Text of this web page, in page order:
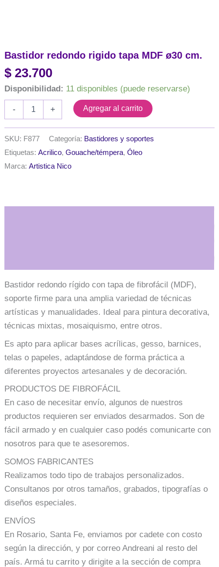
Bastidor redondo rigido tapa MDF ø30 cm.
$ 23.700
Disponibilidad: 11 disponibles (puede reservarse)
-
MDF
ø30
cm.
+ Agregar al carrito
SKU: F877 Categoría: Bastidores y soportes
Etiquetas:Acrilico,Gouache/témpera,Óleo
Marca:Artistica Nico
Bastidor redondo rígido con tapa de fibrofácil (MDF),
soporte firme para una amplia variedad de técnicas
artísticas y manualidades. Ideal para pintura decorativa,
técnicas mixtas, mosaiquismo, entre otros.
Es apto para aplicar bases acrílicas, gesso, barnices,
telas o papeles, adaptándose de forma práctica a
diferentes proyectos artesanales y de decoración.
PRODUCTOS DE FIBROFÁCIL
En caso de necesitar envío, algunos de nuestros
productos requieren ser enviados desarmados. Son de
fácil armado y en cualquier caso podés comunicarte con
nosotros para que te asesoremos.
SOMOS FABRICANTES
Realizamos todo tipo de trabajos personalizados.
Consultanos por otros tamaños, grabados, tipografías o
diseños especiales.
ENVÍOS
En Rosario, Santa Fe, enviamos por cadete con costo
según la dirección, y por correo Andreani al resto del
país. Armá tu carrito y dirigite a la sección de compra